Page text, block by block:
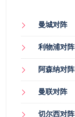
曼城对阵
利物浦对阵
阿森纳对阵
曼联对阵
切尔西对阵